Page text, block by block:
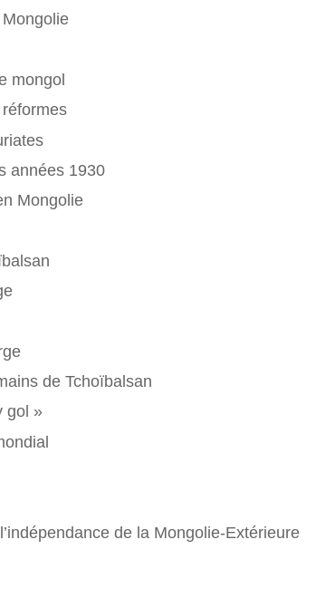
mongol
années 1930
Mongolie
de Tchoïbalsan
gol »
de la Mongolie-Extérieure